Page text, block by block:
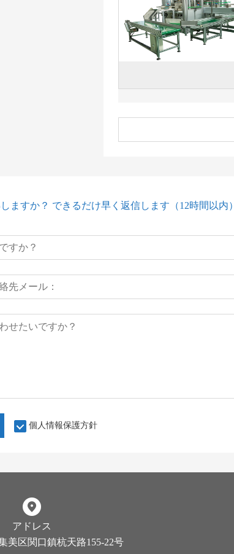
ますか？ できるだけ早く返信します（12時間以内）
個人情報保護方針
アドレス
美区関口鎮杭天路155-22号